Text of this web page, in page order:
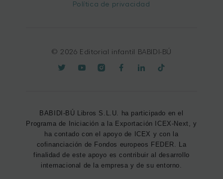
Política de privacidad
© 2026 Editorial infantil BABIDI-BÚ
BABIDI-BÚ Libros S.L.U. ha participado en el
Programa de Iniciación a la Exportación ICEX-Next, y
ha contado con el apoyo de ICEX y con la
cofinanciación de Fondos europeos FEDER. La
finalidad de este apoyo es contribuir al desarrollo
internacional de la empresa y de su entorno.